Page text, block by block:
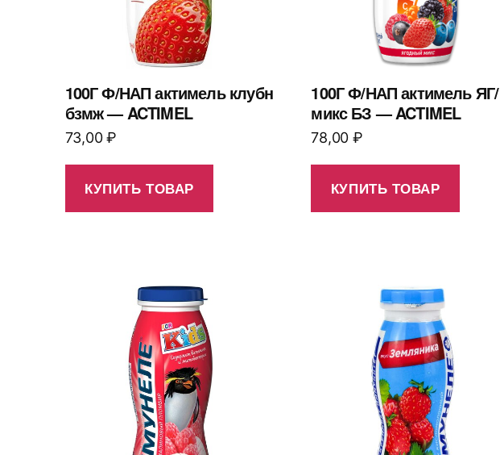
100Г Ф/НАП актимель клубн
бзмж — ACTIMEL
73,00₽
КУПИТЬ ТОВАР
100Г Ф/НАП актимель ЯГ/
микс БЗ — ACTIMEL
78,00 ₽
КУПИТЬ ТОВАР